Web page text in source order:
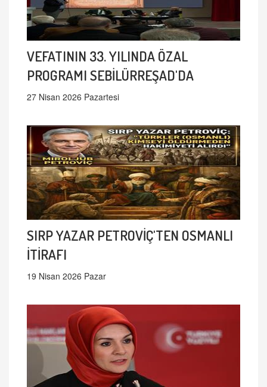
VEFATININ 33. YILINDA ÖZAL
PROGRAMI SEBİLÜRREŞAD'DA
27 Nisan 2026 Pazartesi
SIRP YAZAR PETROVİÇ'TEN OSMANLI
İTİRAFI
19 Nisan 2026 Pazar